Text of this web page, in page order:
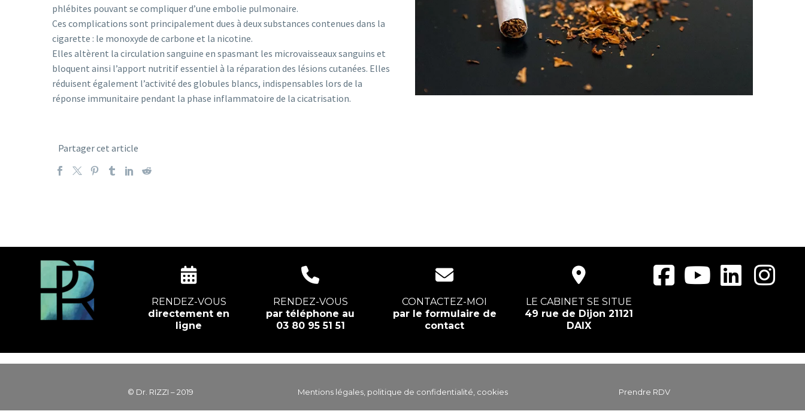
phlébites pouvant se compliquer d’une embolie pulmonaire.
Ces complications sont principalement dues à deux substances contenues dans la
cigarette : le monoxyde de carbone et la nicotine.
Elles altèrent la circulation sanguine en spasmant les microvaisseaux sanguins et
bloquent ainsi l’apport nutritif essentiel à la réparation des lésions cutanées. Elles
réduisent également l’activité des globules blancs, indispensables lors de la
réponse immunitaire pendant la phase inflammatoire de la cicatrisation.
Partager cet article
RENDEZ-VOUS
directement en
ligne
RENDEZ-VOUS
par téléphone au
03 80 95 51 51
CONTACTEZ-MOI
par le formulaire de
contact
LE CABINET SE SITUE
49 rue de Dijon 21121
DAIX
© Dr. RIZZI – 2019 Mentions légales, politique de confidentialité, cookies Prendre RDV